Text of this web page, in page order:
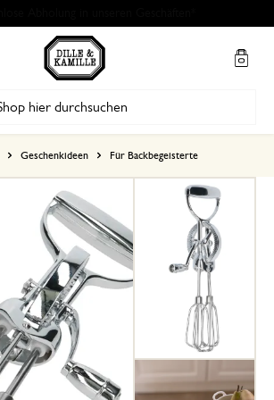
Geschenkideen Für Backbegeisterte
20. Januar 2024